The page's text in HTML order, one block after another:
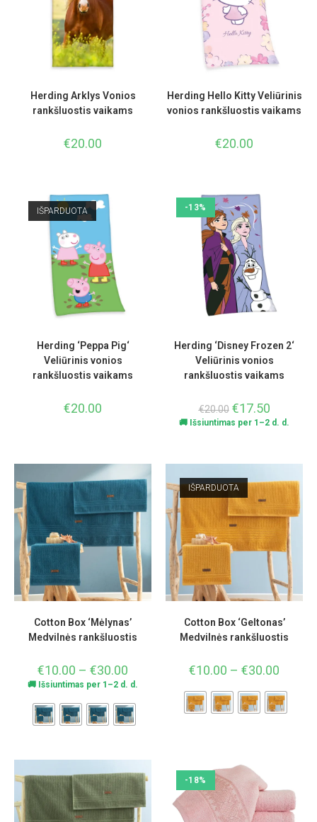
Herding Arklys Vonios
rankšluostis vaikams
€20.00
Herding Hello Kitty Veliūrinis
vonios rankšluostis vaikams
€20.00
IŠPARDUOTA
Herding ‘Peppa Pig‘
Veliūrinis vonios
rankšluostis vaikams
€20.00
-13%
Herding ‘Disney Frozen 2‘
Veliūrinis vonios
rankšluostis vaikams
€20.00 €17.50
🚚 Išsiuntimas per 1–2 d. d.
Cotton Box ‘Mėlynas’
Medvilnės rankšluostis
€10.00 – €30.00
🚚 Išsiuntimas per 1–2 d. d.
IŠPARDUOTA
Cotton Box ‘Geltonas’
Medvilnės rankšluostis
€10.00 – €30.00
-18%